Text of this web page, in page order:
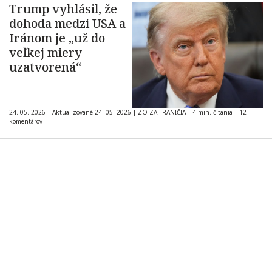
Trump vyhlásil, že
dohoda medzi USA a
Iránom je „už do
veľkej miery
uzatvorená“
24. 05. 2026 | Aktualizované 24. 05. 2026 | ZO ZAHRANIČIA | 4 min. čítania | 12
komentárov